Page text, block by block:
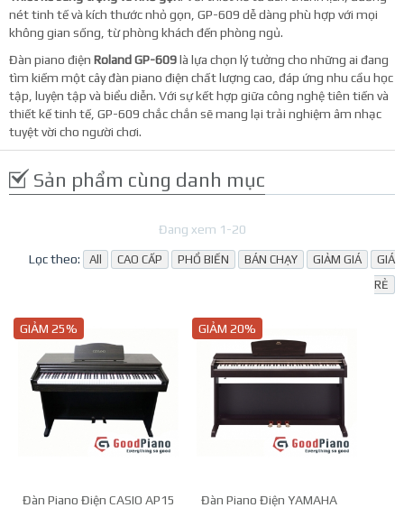
nét tinh tế và kích thước nhỏ gọn, GP-609 dễ dàng phù hợp với mọi
không gian sống, từ phòng khách đến phòng ngủ.
Đàn piano điện Roland GP-609là lựa chọn lý tưởng cho những ai đang
tìm kiếm một cây đàn piano điện chất lượng cao, đáp ứng nhu cầu học
tập, luyện tập và biểu diễn. Với sự kết hợp giữa công nghệ tiên tiến và
thiết kế tinh tế, GP-609 chắc chắn sẽ mang lại trải nghiệm âm nhạc
tuyệt vời cho người chơi.
Sản phẩm cùng danh mục
Đang xem 1-20
Lọc theo: All CAO CẤP PHỔ BIẾN BÁN CHẠY GIẢM GIÁ
GIÁ
RẺ
GIẢM 25%
Đàn Piano Điện CASIO AP15
GIẢM 20%
Đàn Piano Điện YAMAHA